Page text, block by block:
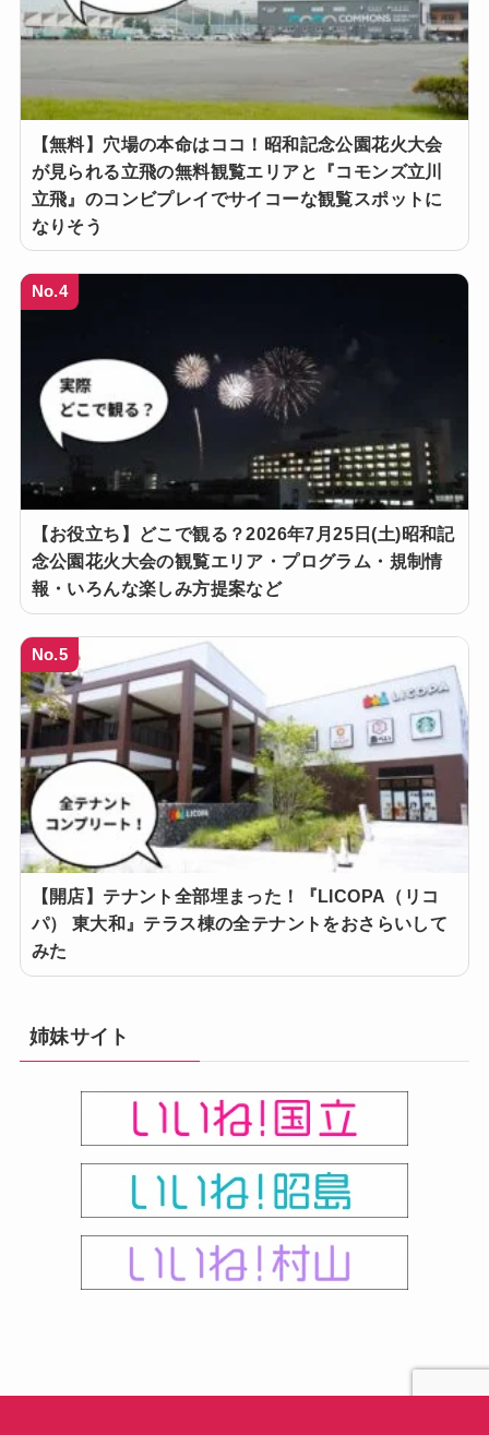
【無料】穴場の本命はココ！昭和記念公園花火大会
が見られる立飛の無料観覧エリアと『コモンズ立川
立飛』のコンビプレイでサイコーな観覧スポットに
なりそう
No.4
【お役立ち】どこで観る？2026年7月25日(土)昭和記
念公園花火大会の観覧エリア・プログラム・規制情
報・いろんな楽しみ方提案など
No.5
【開店】テナント全部埋まった！『LICOPA（リコ
パ） 東大和』テラス棟の全テナントをおさらいして
みた
姉妹サイト